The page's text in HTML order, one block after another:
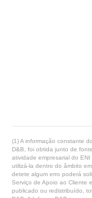
(1) A informação constante
D&B, foi obtida junto de
atividade empresarial do
utilizá-la dentro do âmbito
detete algum erro poderá
Serviço de Apoio ao Cliente
publicado ou redistribuído,